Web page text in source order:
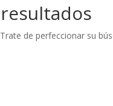
de perfeccionar su